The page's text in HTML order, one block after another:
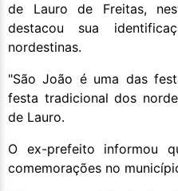
de Lauro de Freitas,
destacou sua
nordestinas.
"São João é uma das
festa tradicional dos
de Lauro.
O ex-prefeito informou
comemorações no